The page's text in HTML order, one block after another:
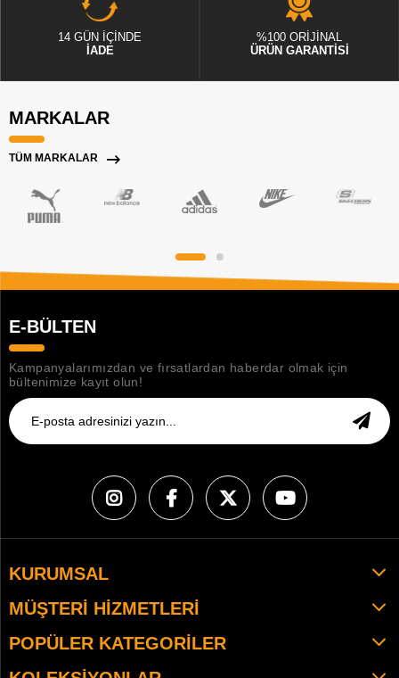
14 GÜN İÇİNDE
İADE
%100 ORİJİNAL
ÜRÜN GARANTİSİ
MARKALAR
TÜM MARKALAR
E-BÜLTEN
Kampanyalarımızdan ve fırsatlardan haberdar olmak için
bültenimize kayıt olun!
KURUMSAL
MÜŞTERI HIZMETLERI
POPÜLER KATEGORILER